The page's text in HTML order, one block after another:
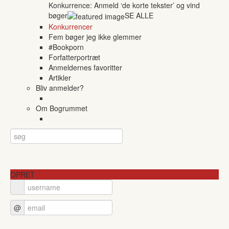
Konkurrence: Anmeld ‘de korte tekster’ og vind
bøger
SE ALLE
Konkurrencer
Fem bøger jeg ikke glemmer
#Bookporn
Forfatterportræt
Anmeldernes favoritter
Artikler
Bliv anmelder?
Om Bogrummet
OPRET
@